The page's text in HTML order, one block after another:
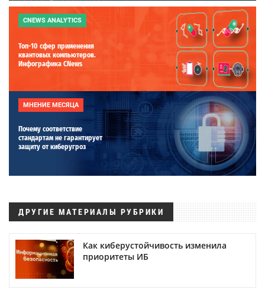
CNEWS ANALYTICS
Топ-10 сфер применения
квантовых компьютеров.
Инфографика CNews
МНЕНИЕ МЕСЯЦА
Почему соответствие
стандартам не гарантирует
защиту от киберугроз
ДРУГИЕ МАТЕРИАЛЫ РУБРИКИ
Как киберустойчивость изменила
приоритеты ИБ